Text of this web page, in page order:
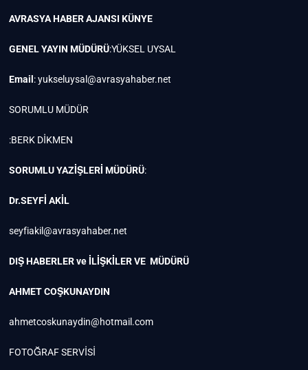
AVRASYA HABER AJANSIKÜNYE
GENEL YAYIN MÜDÜRÜ:YÜKSEL UYSAL
Email :yukseluysal@avrasyahaber.net
SORUMLU MÜDÜR
:BERK DİKMEN
SORUMLU YAZİŞLERİ MÜDÜRÜ:
Dr.SEYFİ AKİL
seyfiakil@avrasyahaber.net
DIŞ HABERLER ve İLİŞKİLER VE MÜDÜRÜ
AHMET COŞKUNAYDIN
ahmetcoskunaydin@hotmail.com
FOTOĞRAF SERVİSİ